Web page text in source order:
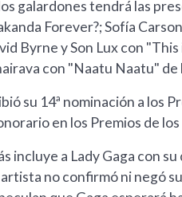
galardones tendrá las
Forever?; Sofía
Byrne y Son Lux con
con "Naatu Naatu" de
su 14ª nominación a los
en los Premios de
incluye a Lady Gaga con
no confirmó ni negó